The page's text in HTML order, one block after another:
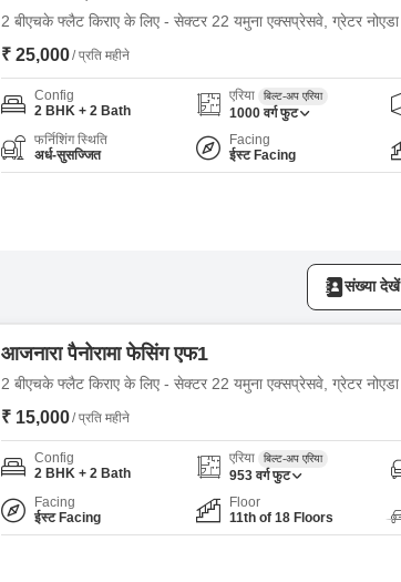
2 बीएचके फ्लैट किराए के लिए - सेक्टर 22 यमुना एक्सप्रेसवे, ग्रेटर नोएडा
₹ 25,000/ प्रति महीने
Config
2 BHK + 2 Bath
एरिया बिल्ट-अप एरिया
1000 वर्ग फुट
फर्निशिंग स्थिति
अर्ध-सुसज्जित
Facing
ईस्ट Facing
संख्या देखें
आजनारा पैनोरामा फेसिंग एफ1
2 बीएचके फ्लैट किराए के लिए - सेक्टर 22 यमुना एक्सप्रेसवे, ग्रेटर नोएडा
₹ 15,000/ प्रति महीने
Config
2 BHK + 2 Bath
एरिया बिल्ट-अप एरिया
953 वर्ग फुट
Facing
ईस्ट Facing
Floor
11th of 18 Floors